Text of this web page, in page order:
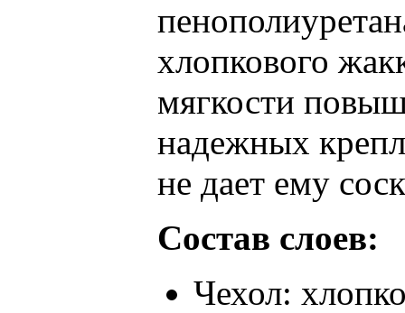
хлопкового
мягкости
надежных
не дает ему
Состав слоев:
Чехол: